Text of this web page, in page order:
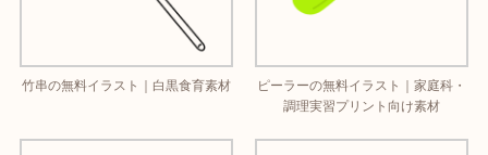
竹串の無料イラスト｜白黒食育素材
ピーラーの無料イラスト｜家庭科・
調理実習プリント向け素材